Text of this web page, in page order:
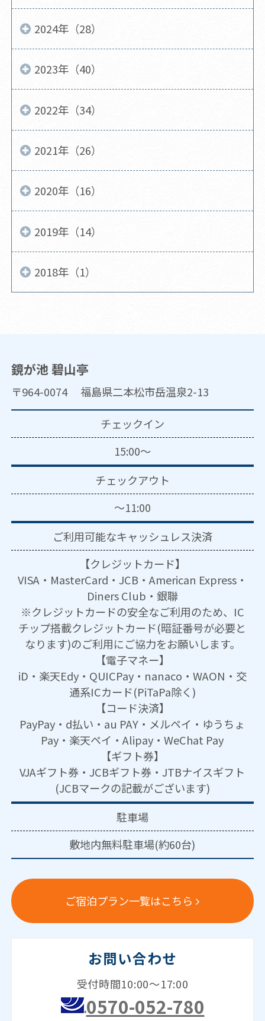
2024年（28）
2023年（40）
2022年（34）
2021年（26）
2020年（16）
2019年（14）
2018年（1）
鏡が池 碧山亭
〒964-0074 福島県二本松市岳温泉2-13
チェックイン
15:00～
チェックアウト
～11:00
ご利用可能なキャッシュレス決済
【クレジットカード】
VISA・MasterCard・JCB・American Express・
Diners Club・銀聯
※クレジットカードの安全なご利用のため、IC
チップ搭載クレジットカード(暗証番号が必要と
なります)のご利用にご協力をお願いします。
【電子マネー】
iD・楽天Edy・QUICPay・nanaco・WAON・交
通系ICカード(PiTaPa除く)
【コード決済】
PayPay・d払い・au PAY・メルペイ・ゆうちょ
Pay・楽天ペイ・Alipay・WeChat Pay
【ギフト券】
VJAギフト券・JCBギフト券・JTBナイスギフト
(JCBマークの記載がございます)
駐車場
敷地内無料駐車場(約60台)
ご宿泊プラン一覧はこちら
お問い合わせ
受付時間10:00～17:00
0570-052-780